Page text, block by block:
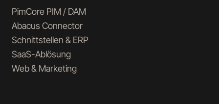
PimCore PIM / DAM
Abacus Connector
Schnittstellen & ERP
SaaS-Ablösung
Web & Marketing